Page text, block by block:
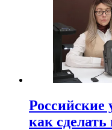
Российские
как сделать